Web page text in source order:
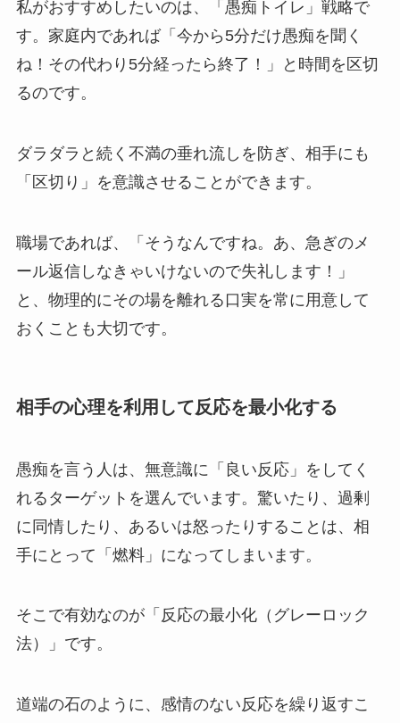
私がおすすめしたいのは、「愚痴トイレ」戦略で
す。家庭内であれば「今から5分だけ愚痴を聞く
ね！その代わり5分経ったら終了！」と時間を区切
るのです。
ダラダラと続く不満の垂れ流しを防ぎ、相手にも
「区切り」を意識させることができます。
職場であれば、「そうなんですね。あ、急ぎのメ
ール返信しなきゃいけないので失礼します！」
と、物理的にその場を離れる口実を常に用意して
おくことも大切です。
相手の心理を利用して反応を最小化する
愚痴を言う人は、無意識に「良い反応」をしてく
れるターゲットを選んでいます。驚いたり、過剰
に同情したり、あるいは怒ったりすることは、相
手にとって「燃料」になってしまいます。
そこで有効なのが「反応の最小化（グレーロック
法）」です。
道端の石のように、感情のない反応を繰り返すこ